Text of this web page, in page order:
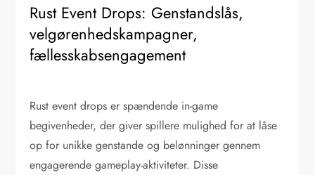
Rust Event Drops: Genstandslås,
velgørenhedskampagner,
fællesskabsengagement
Rust event drops er spændende in-game
begivenheder, der giver spillere mulighed for at låse
op for unikke genstande og belønninger gennem
engagerende gameplay-aktiviteter. Disse